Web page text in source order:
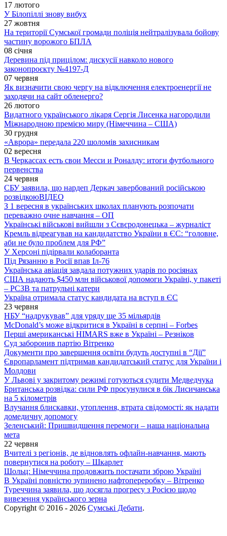
17 лютого
У Білопіллі знову вибух
27 жовтня
На території Сумської громади поліція нейтралізувала бойову
частину ворожого БПЛА
08 січня
Деревина під прицілом: дискусії навколо нового
законопроєкту №4197-Д
07 червня
Як визначити свою чергу на відключення електроенергії не
заходячи на сайт обленерго?
26 лютого
Видатного українського лікаря Сергія Лисенка нагородили
Міжнародною премією миру (Німеччина – США)
30 грудня
«Аврора» передала 220 шоломів захисникам
02 вересня
В Черкассах есть свои Месси и Роналду: итоги футбольного
первенства
24 червня
СБУ заявила, що нардеп Деркач завербований російською
розвідкоюВІДЕО
З 1 вересня в українських школах планують розпочати
переважно очне навчання – ОП
Українські військові вийшли з Сєвєродонецька – журналіст
Кремль відреагував на кандидатство України в ЄС: “головне,
аби не було проблем для РФ”
У Херсоні підірвали колаборанта
Під Рязанню в Росії впав Іл-76
Українська авіація завдала потужних ударів по росіянах
США надають $450 млн військової допомоги Україні, у пакеті
– РСЗВ та патрульні катери
Україна отримала статус кандидата на вступ в ЄС
23 червня
НБУ “надрукував” для уряду ще 35 мільярдів
McDonald’s може відкритися в Україні в серпні – Forbes
Перші американські HIMARS вже в Україні – Резніков
Суд заборонив партію Вітренко
Документи про завершення освіти будуть доступні в “Дії”
Європарламент підтримав кандидатський статус для України і
Молдови
У Львові у закритому режимі готуються судити Медведчука
Британська розвідка: сили РФ просунулися в бік Лисичанська
на 5 кілометрів
Влучання блискавки, утоплення, втрата свідомості: як надати
домедичну допомогу
Зеленський: Пришвидшення перемоги – наша національна
мета
22 червня
Вчителі з регіонів, де відновлять офлайн-навчання, мають
повернутися на роботу – Шкарлет
Шольц: Німеччина продовжить постачати зброю Україні
В Україні повністю зупинено нафтопереробку – Вітренко
Туреччина заявила, що досягла прогресу з Росією щодо
вивезення українського зерна
Copyright © 2016 - 2026 Сумські Дебати.